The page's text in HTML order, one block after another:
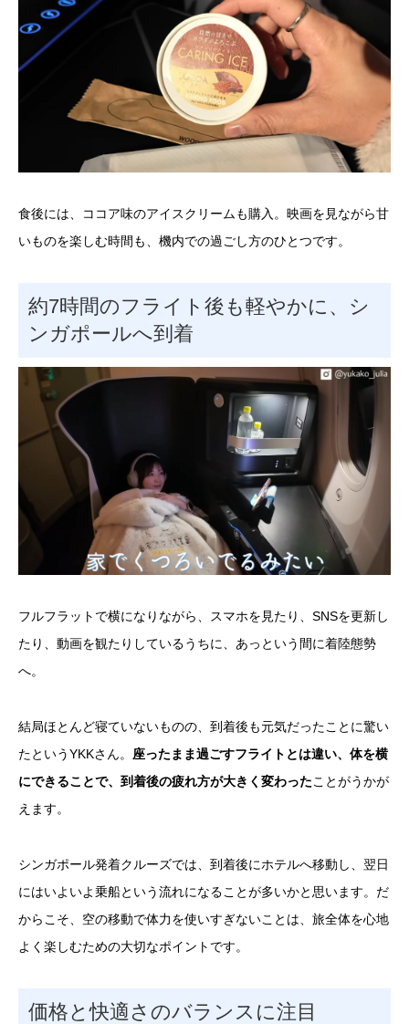
食後には、ココア味のアイスクリームも購入。映画を見ながら甘
いものを楽しむ時間も、機内での過ごし方のひとつです。
約7時間のフライト後も軽やかに、シ
ンガポールへ到着
フルフラットで横になりながら、スマホを見たり、SNSを更新し
たり、動画を観たりしているうちに、あっという間に着陸態勢
へ。
結局ほとんど寝ていないものの、到着後も元気だったことに驚い
たというYKKさん。 座ったまま過ごすフライトとは違い、体を横
にできることで、到着後の疲れ方が大きく変わったことがうかが
えます。
シンガポール発着クルーズでは、到着後にホテルへ移動し、翌日
にはいよいよ乗船という流れになることが多いかと思います。だ
からこそ、空の移動で体力を使いすぎないことは、旅全体を心地
よく楽しむための大切なポイントです。
価格と快適さのバランスに注目